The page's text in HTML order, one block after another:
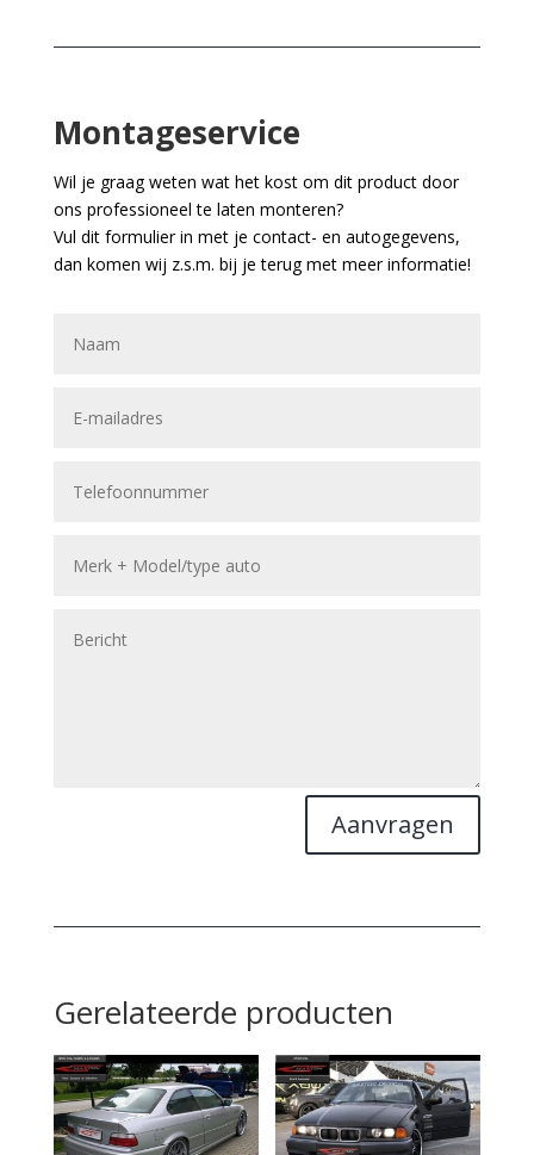
Montageservice
Wil je graag weten wat het kost om dit product door
ons professioneel te laten monteren?
Vul dit formulier in met je contact- en autogegevens,
dan komen wij z.s.m. bij je terug met meer informatie!
Aanvragen
Gerelateerde producten